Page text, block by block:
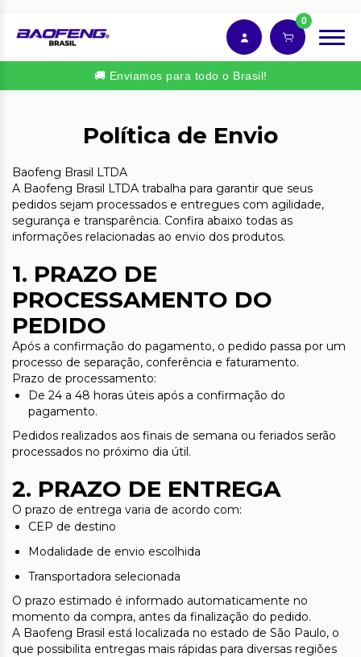
0
🚚 Enviamos para todo o Brasil!
Política de Envio
Baofeng Brasil LTDA
A Baofeng Brasil LTDA trabalha para garantir que seus
pedidos sejam processados e entregues com agilidade,
segurança e transparência. Confira abaixo todas as
informações relacionadas ao envio dos produtos.
1. PRAZO DE
PROCESSAMENTO DO
PEDIDO
Após a confirmação do pagamento, o pedido passa por um
processo de separação, conferência e faturamento.
Prazo de processamento:
De 24 a 48 horas úteis após a confirmação do
pagamento.
Pedidos realizados aos finais de semana ou feriados serão
processados no próximo dia útil.
2. PRAZO DE ENTREGA
O prazo de entrega varia de acordo com:
CEP de destino
Modalidade de envio escolhida
Transportadora selecionada
O prazo estimado é informado automaticamente no
momento da compra, antes da finalização do pedido.
A Baofeng Brasil está localizada no estado de São Paulo, o
que possibilita entregas mais rápidas para diversas regiões